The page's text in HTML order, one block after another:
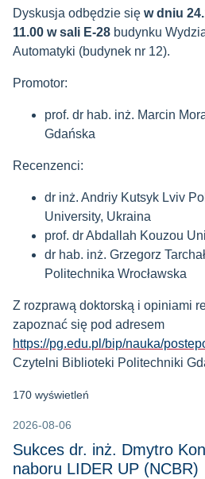
Dyskusja odbędzie się w dniu
11.00 w sali E-28 budynku
Automatyki (budynek nr 12).
Promotor:
prof. dr hab. inż. Marcin
Gdańska
Recenzenci:
dr inż. Andriy Kutsyk Lviv
University, Ukraina
prof. dr Abdallah Kouzou
dr hab. inż. Grzegorz
Politechnika Wrocławska
Z rozprawą doktorską i opiniami
zapoznać się pod adresem
https://pg.edu.pl/bip/nauka/
Czytelni Biblioteki Politechniki
170 wyświetleń
2026-08-06
Sukces dr. inż. Dmytro
naboru LIDER UP (NCBR)